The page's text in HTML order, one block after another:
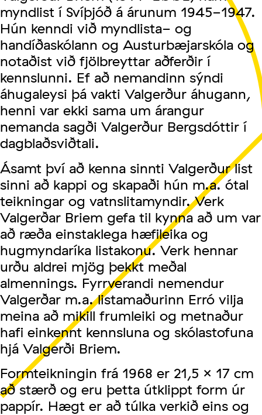
myndlist í Svíþjóð á árunum 1945-1947.
Hún kenndi við myndlista- og
handíðaskólann og Austurbæjarskóla og
notaðist við fjölbreyttar aðferðir í
kennslunni. Ef að nemandinn sýndi
áhugaleysi þá vakti Valgerður áhugann,
henni var ekki sama um árangur
nemanda sagði Valgerður Bergsdóttir í
dagblaðsviðtali.
Ásamt því að kenna sinnti Valgerður list
sinni að kappi og skapaði hún m.a. ótal
teikningar og vatnslitamyndir. Verk
Valgerðar Briem gefa til kynna að um var
að ræða einstaklega hæfileika og
hugmyndaríka listakonu. Verk hennar
urðu aldrei mjög þekkt meðal
almennings. Fyrrverandi nemendur
Valgerðar m.a. listamaðurinn Erró vilja
meina að mikill frumleiki og metnaður
hafi einkennt kennsluna og skólastofuna
hjá Valgerði Briem.
Formteikningin frá 1968 er 21,5 x 17 cm
að stærð og eru þetta útklippt form úr
pappír. Hægt er að túlka verkið eins og